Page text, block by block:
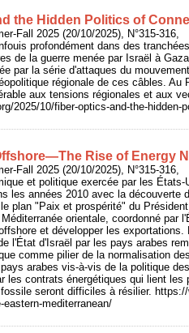
the Hidden Politics of
Fall 2025 (20/10/2025), N°315-316,
profondément dans des
de la guerre menée par Israël à
par la série d'attaques du
régionale de ces câbles.
aux tensions régionales et aux
2025/10/fiber-optics-and-the-
Rise of Energy
Fall 2025 (20/10/2025), N°315-316,
et politique exercée par les
les années 2010 avec la découverte
plan "Paix et prospérité" du
orientale, coordonné
et développer les
l'État d'Israël par les pays arabes
comme pilier de la normalisation
arabes vis-à-vis de la politique
les contrats énergétiques qui lient
seront difficiles à résilier.
mediterranean/